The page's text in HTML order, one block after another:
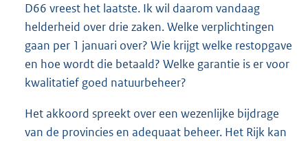
D66 vreest het laatste. Ik wil daarom vandaag
helderheid over drie zaken. Welke verplichtingen
gaan per 1 januari over? Wie krijgt welke restopgave
en hoe wordt die betaald? Welke garantie is er voor
kwalitatief goed natuurbeheer?
Het akkoord spreekt over een wezenlijke bijdrage
van de provincies en adequaat beheer. Het Rijk kan